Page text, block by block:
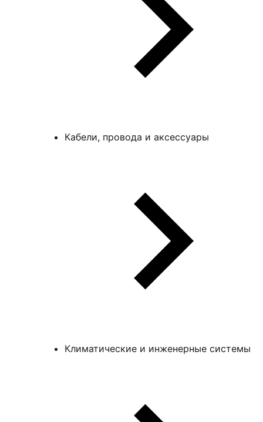
Кабели, провода и аксессуары
Климатические и инженерные системы